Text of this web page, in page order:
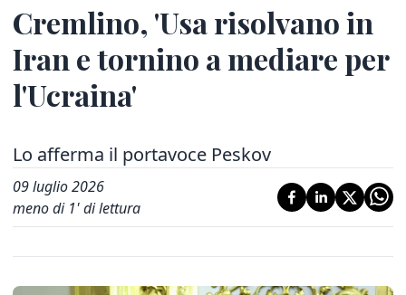
Cremlino, 'Usa risolvano in
Iran e tornino a mediare per
l'Ucraina'
Lo afferma il portavoce Peskov
09 luglio 2026
meno di 1' di lettura